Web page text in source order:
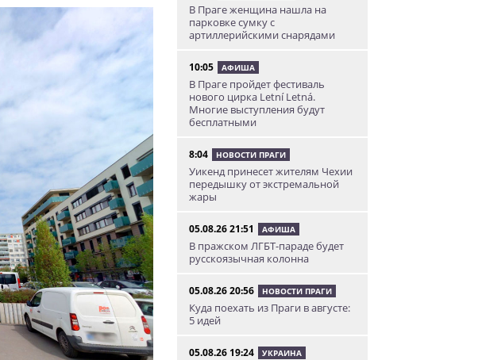
В Праге женщина нашла на
парковке сумку с
артиллерийскими снарядами
10:05 АФИША
В Праге пройдет фестиваль
нового цирка Letní Letná.
Многие выступления будут
бесплатными
8:04 НОВОСТИ ПРАГИ
Уикенд принесет жителям Чехии
передышку от экстремальной
жары
05.08.26 21:51 АФИША
В пражском ЛГБТ-параде будет
русскоязычная колонна
05.08.26 20:56 НОВОСТИ ПРАГИ
Куда поехать из Праги в августе:
5 идей
05.08.26 19:24 УКРАИНА